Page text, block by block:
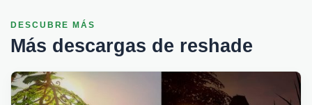
DESCUBRE MÁS
Más descargas de reshade